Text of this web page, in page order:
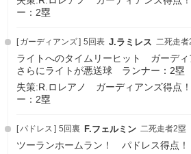
ー：2塁
ガーディアンズ 5回表 J.ラミレス 二死走者
ライトへのタイムリーヒット ガーディ
さらにライトが悪送球 ランナー：2塁
失策:R.ロレアノ ガーディアンズ得点
ー：2塁
パドレス 5回裏 F.フェルミン 二死走者2塁
ツーランホームラン！ パドレス得点！